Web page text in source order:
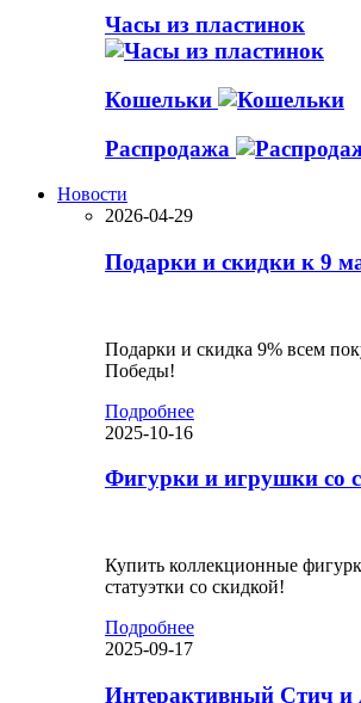
Часы из пластинок
Кошельки
Распродажа
Новости
2026-04-29
Подарки и скидки к 9
Подарки и скидка 9% всем
Победы!
Подробнее
2025-10-16
Фигурки и игрушки со
Купить коллекционные
статуэтки со скидкой!
Подробнее
2025-09-17
Интерактивный Стич и